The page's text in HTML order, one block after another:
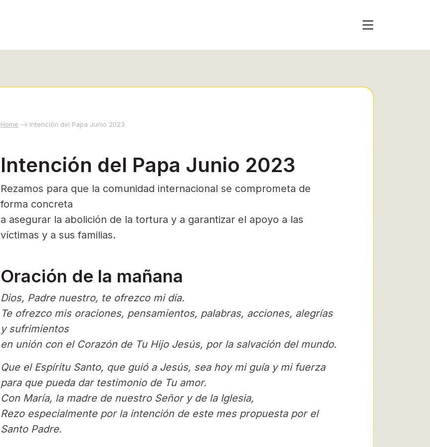
Home Intención del Papa Junio 2023
Intención del Papa Junio 2023
Rezamos para que la comunidad internacional se comprometa de
forma concreta
a asegurar la abolición de la tortura y a garantizar el apoyo a las
víctimas y a sus familias.
Oración de la mañana
Dios, Padre nuestro, te ofrezco mi día.
Te ofrezco mis oraciones, pensamientos, palabras, acciones, alegrías
y sufrimientos
en unión con el Corazón de Tu Hijo Jesús, por la salvación del mundo.
Que el Espíritu Santo, que guió a Jesús, sea hoy mi guía y mi fuerza
para que pueda dar testimonio de Tu amor.
Con María, la madre de nuestro Señor y de la Iglesia,
Rezo especialmente por la intención de este mes propuesta por el
Santo Padre.